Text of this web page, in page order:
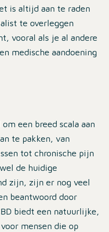
is altijd aan te raden
te overleggen
vooral als je al andere
medische aandoening
een breed scala aan
te pakken, van
tot chronische pijn
de huidige
zijn, zijn er nog veel
beantwoord door
biedt een natuurlijke,
mensen die op